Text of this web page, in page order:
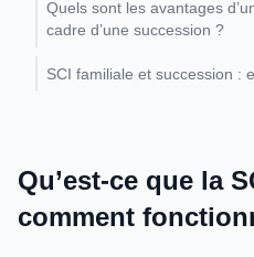
Quels sont les avantages
cadre d’une succession ?
SCI familiale et succession :
Qu’est-ce que la
comment